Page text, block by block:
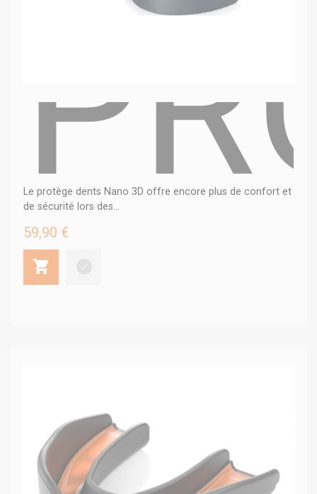
Le protège dents Nano 3D offre encore plus de confort et
de sécurité lors des...
59,90 €